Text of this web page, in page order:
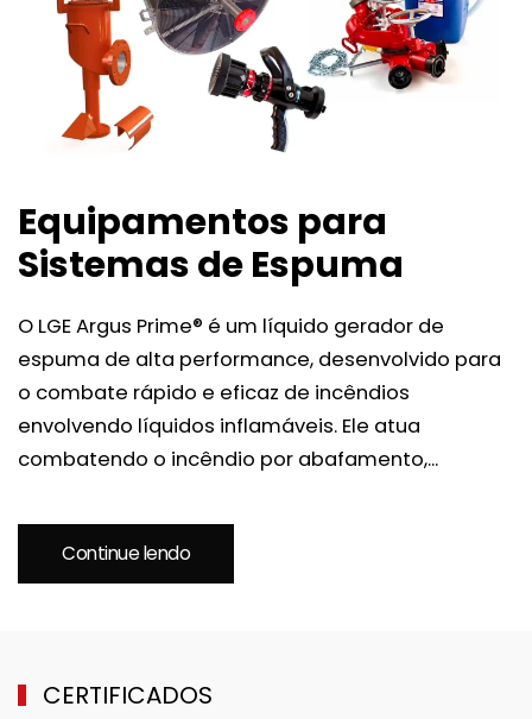
Equipamentos para
Sistemas de Espuma
O LGE Argus Prime® é um líquido gerador de
espuma de alta performance, desenvolvido para
o combate rápido e eficaz de incêndios
envolvendo líquidos inflamáveis. Ele atua
combatendo o incêndio por abafamento,...
Continue lendo
CERTIFICADOS